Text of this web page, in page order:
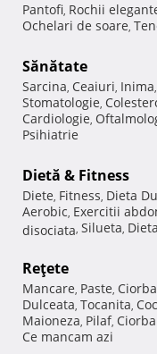
Pantofi, Rochii
Ochelari de soare,
Sănătate
Sarcina, Ceaiuri, Inima,
Stomatologie,
Cardiologie,
Psihiatrie
Dietă & Fitness
Diete, Fitness, Dieta
Aerobic, Exercitii
disociata, Silueta,
Reţete
Mancare, Paste, Ciorba
Dulceata, Tocanita,
Maioneza, Pilaf,
Ce mancam azi